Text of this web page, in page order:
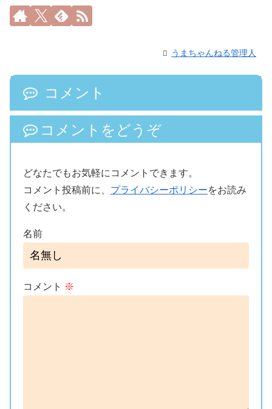
うまちゃんねる管理人
コメント
コメントをどうぞ
どなたでもお気軽にコメントできます。
コメント投稿前に、 プライバシーポリシーをお読み
ください。
名前
コメント ※